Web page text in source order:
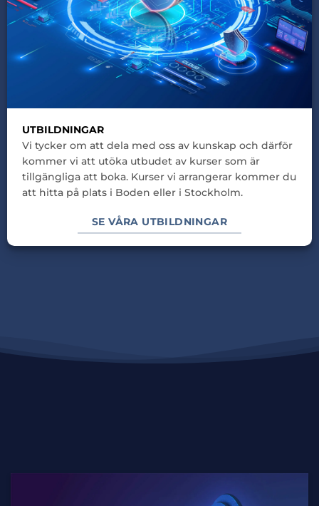
UTBILDNINGAR
Vi tycker om att dela med oss av kunskap och därför
kommer vi att utöka utbudet av kurser som är
tillgängliga att boka. Kurser vi arrangerar kommer du
att hitta på plats i Boden eller i Stockholm.
SE VÅRA UTBILDNINGAR